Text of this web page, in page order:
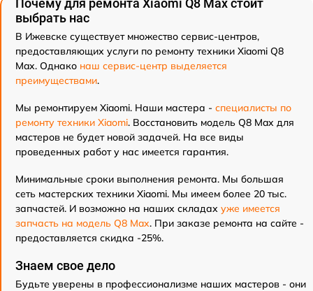
выбрать нас
В Ижевске существует множество сервис-центров,
предоставляющих услуги по ремонту техники Xiaomi Q8
Max. Однако наш сервис-центр выделяется
преимуществами.
Мы ремонтируем Xiaomi. Наши мастера - специалисты по
ремонту техники Xiaomi. Восстановить модель Q8 Max для
мастеров не будет новой задачей. На все виды
проведенных работ у нас имеется гарантия.
Минимальные сроки выполнения ремонта. Мы большая
сеть мастерских техники Xiaomi. Мы имеем более 20 тыс.
запчастей. И возможно на наших складах уже имеется
запчасть на модель Q8 Max. При заказе ремонта на сайте -
предоставляется скидка -25%.
Знаем свое дело
Будьте уверены в профессионализме наших мастеров - они